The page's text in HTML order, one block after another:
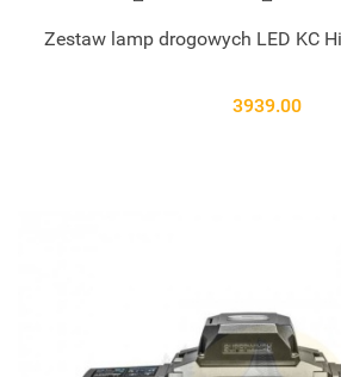
Zestaw lamp drogowych LED KC
3939.00